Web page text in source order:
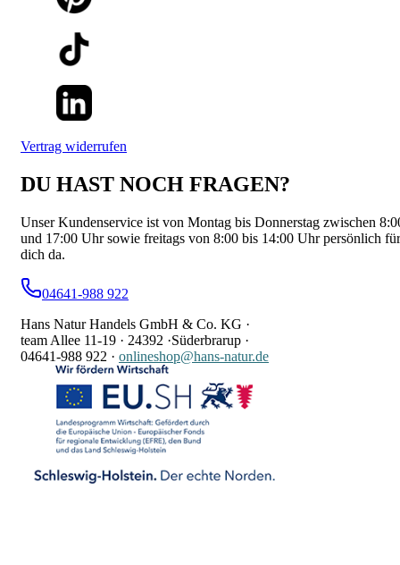
Vertrag widerrufen
DU HAST NOCH FRAGEN?
Unser Kundenservice ist von Montag bis Donnerstag zwischen
und 17:00 Uhr sowie freitags von 8:00 bis 14:00 Uhr persönlich für
dich da.
04641-988 922
Hans Natur Handels GmbH & Co. KG ·
team Allee 11-19 · 24392 ·Süderbrarup ·
04641-988 922 · onlineshop@hans-natur.de